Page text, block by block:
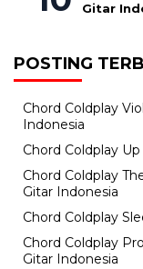
Gitar
POSTING
Chord Coldplay
Indonesia
Chord Coldplay
Chord Coldplay
Gitar Indonesia
Chord Coldplay
Chord Coldplay
Gitar Indonesia